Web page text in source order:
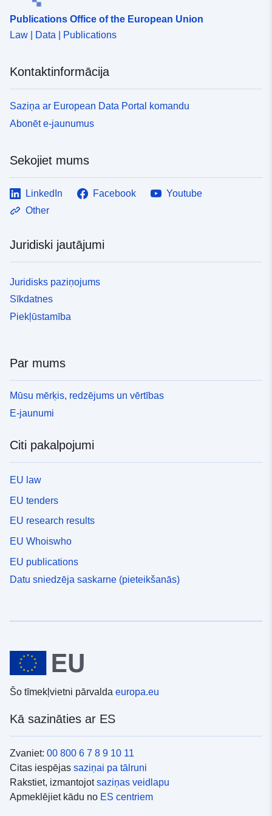
Publications Office of the European Union
Law | Data | Publications
Kontaktinformācija
Saziņa ar European Data Portal komandu
Abonēt e-jaunumus
Sekojiet mums
LinkedIn Facebook
Youtube
Other
Juridiski jautājumi
Juridisks paziņojums
Sīkdatnes
Piekļūstamība
Par mums
Mūsu mērķis, redzējums un vērtības
E-jaunumi
Citi pakalpojumi
EU law
EU tenders
EU research results
EU Whoiswho
EU publications
Datu sniedzēja saskarne (pieteikšanās)
Šo tīmekļvietni pārvalda europa.eu
Kā sazināties ar ES
Zvaniet: 00 800 6 7 8 9 10 11
Citas iespējas saziņai pa tālruni
Rakstiet, izmantojotsaziņas veidlapu
Apmeklējiet kādu no ES centriem